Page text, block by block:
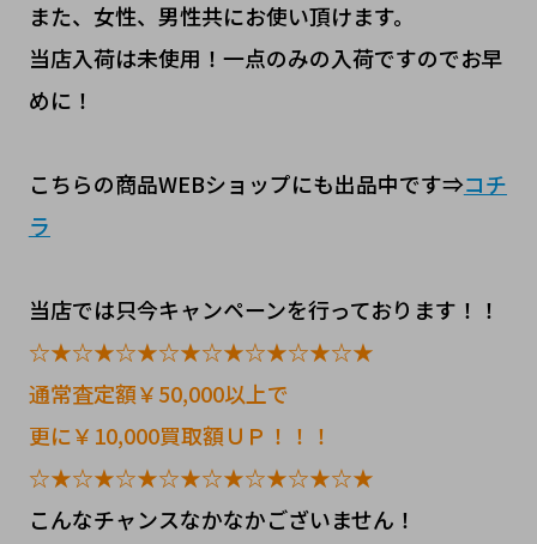
また、女性、男性共にお使い頂けます。
当店入荷は未使用！一点のみの入荷ですのでお早
めに！
こちらの商品WEBショップにも出品中です⇒コチ
ラ
当店では只今キャンペーンを行っております！！
☆★☆★☆★☆★☆★☆★☆★☆★
通常査定額￥50,000以上で
更に￥10,000買取額ＵＰ！！！
☆★☆★☆★☆★☆★☆★☆★☆★
こんなチャンスなかなかございません！